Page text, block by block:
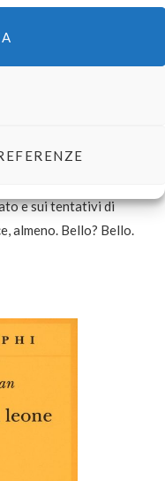
collettiva sui
di noi scelga di
o salvandola
e sui tentativi di
almeno. Bello? Bello.